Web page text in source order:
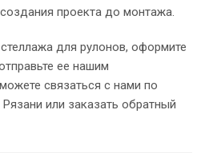
проекта до монтажа.
для рулонов, оформите
ее нашим
связаться с нами по
или заказать обратный